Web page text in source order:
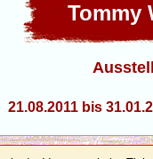
Tommy
21.08.2011 bis